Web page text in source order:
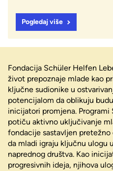
Pogledaj više
Fondacija Schüler Helfen
život prepoznaje mlade kao
ključne sudionike u
potencijalom da oblikuju
inicijatori promjena. Programi
potiču aktivno uključivanje
fondacije sastavljen
da mladi igraju ključnu ulogu
naprednog društva. Kao
progresivnih ideja, njihova